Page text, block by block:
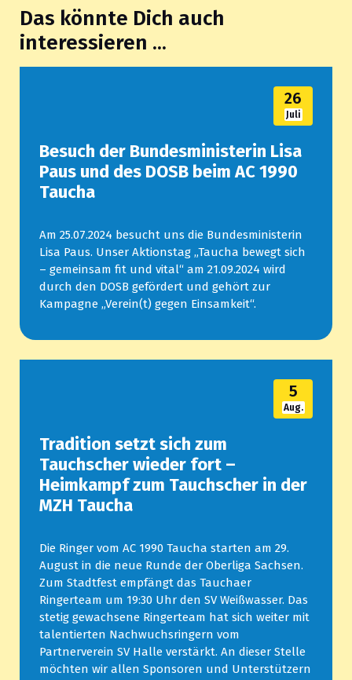
Das könnte Dich auch
interessieren ...
26
Juli
Besuch der Bundesministerin Lisa
Paus und des DOSB beim AC 1990
Taucha
Am 25.07.2024 besucht uns die Bundesministerin
Lisa Paus. Unser Aktionstag „Taucha bewegt sich
– gemeinsam fit und vital“ am 21.09.2024 wird
durch den DOSB gefördert und gehört zur
Kampagne „Verein(t) gegen Einsamkeit“.
5
Aug.
Tradition setzt sich zum
Tauchscher wieder fort –
Heimkampf zum Tauchscher in der
MZH Taucha
Die Ringer vom AC 1990 Taucha starten am 29.
August in die neue Runde der Oberliga Sachsen.
Zum Stadtfest empfängt das Tauchaer
Ringerteam um 19:30 Uhr den SV Weißwasser. Das
stetig gewachsene Ringerteam hat sich weiter mit
talentierten Nachwuchsringern vom
Partnerverein SV Halle verstärkt. An dieser Stelle
möchten wir allen Sponsoren und Unterstützern